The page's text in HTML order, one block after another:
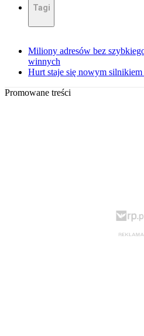
Tagi
Miliony adresów bez
winnych
Hurt staje się nowym
Promowane treści